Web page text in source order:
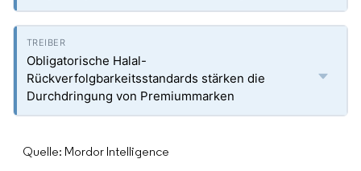
Obligatorische Halal-
Rückverfolgbarkeitsstandards stärken die
Durchdringung von Premiummarken
Quelle: Mordor Intelligence